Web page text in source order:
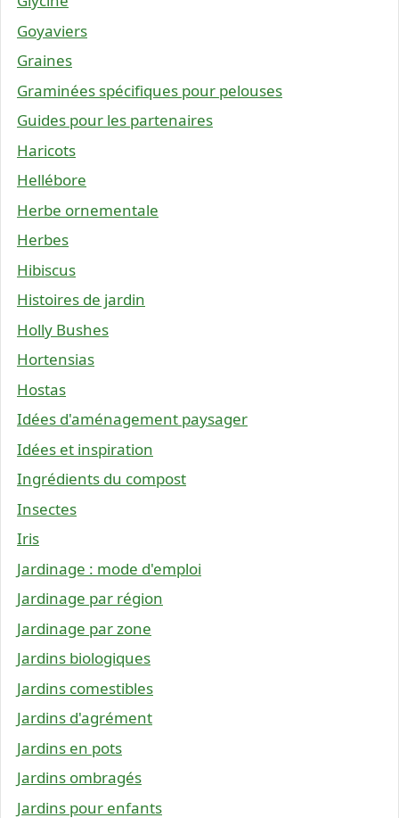
Goyaviers
Graines
Graminées spécifiques pour pelouses
Guides pour les partenaires
Haricots
Hellébore
Herbe ornementale
Herbes
Hibiscus
Histoires de jardin
Holly Bushes
Hortensias
Hostas
Idées d'aménagement paysager
Idées et inspiration
Ingrédients du compost
Insectes
Iris
Jardinage : mode d'emploi
Jardinage par région
Jardinage par zone
Jardins biologiques
Jardins comestibles
Jardins d'agrément
Jardins en pots
Jardins ombragés
Jardins pour enfants